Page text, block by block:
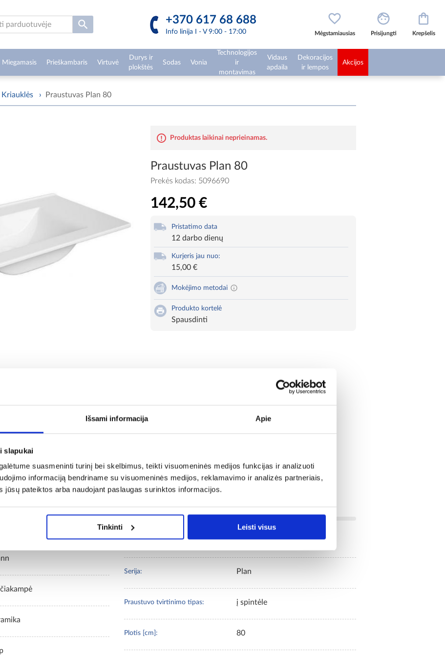
Išsami informacija Apie
slapukai
suasmeninti turinį bei skelbimus, teikti visuomeninės medijos funkcijas ir analizuoti
informaciją bendriname su visuomeninės medijos, reklamavimo ir analizės partneriais,
jūsų pateiktos arba naudojant paslaugas surinktos informacijos.
Tinkinti Leisti visus
+370 617 68 688
Info linija I - V 9:00 - 17:00 Mėgstamiausias Prisijungti Krepšelis
Miegamasis Prieškambaris Virtuvė
Durys ir
plokštės
Sodas Vonia
Technologijos
ir
montavimas
Vidaus
apdaila
Dekoracijos
ir lempos
Akcijos
Kriauklės › Praustuvas Plan 80
Produktas laikinai neprieinamas.
Praustuvas Plan 80
Prekės kodas: 5096690
142,50 €
Pristatimo data
12 darbo dienų
Kurjeris jau nuo:
15,00 €
Mokėjimo metodai
Produkto kortelė
Spausdinti
Serija: Plan
Praustuvo tvirtinimo tipas: į spintėle
Plotis [cm]: 80